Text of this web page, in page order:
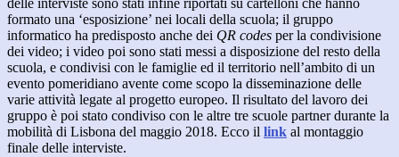
delle interviste sono stati infine riportati su cartelloni che hanno
formato una ‘esposizione’ nei locali della scuola; il gruppo
informatico ha predisposto anche dei QR codes per la condivisione
dei video; i video poi sono stati messi a disposizione del resto della
scuola, e condivisi con le famiglie ed il territorio nell’ambito di un
evento pomeridiano avente come scopo la disseminazione delle
varie attività legate al progetto europeo. Il risultato del lavoro dei
gruppo è poi stato condiviso con le altre tre scuole partner durante la
mobilità di Lisbona del maggio 2018. Ecco il link al montaggio
finale delle interviste.